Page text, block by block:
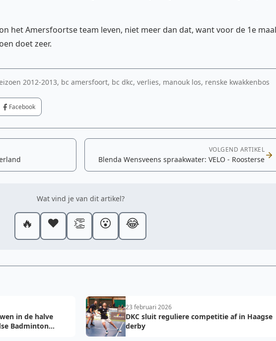
het Amersfoortse team leven, niet meer dan dat, want voor de 1e maal
doet zeer.
2012-2013, bc amersfoort, bc dkc, verlies, manouk los, renske kwakkenbos
Facebook
VOLGEND ARTIKEL
Blenda Wensveens spraakwater: VELO - Roosterse
Wat vind je van dit artikel?
🔥 ❤️ 👏 😮 😂
in de halve
Badminton
23 februari 2026
DKC sluit reguliere competitie af in Haagse
derby